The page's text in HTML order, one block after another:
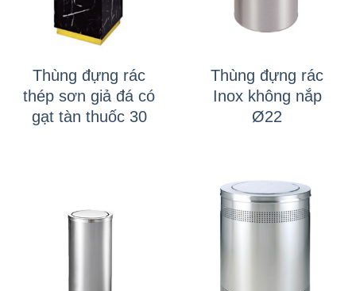
Thùng đựng rác
thép sơn giả đá có
gạt tàn thuốc 30
Thùng đựng rác
Inox không nắp
Ø22